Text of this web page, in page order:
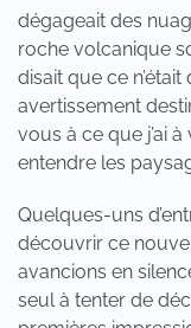
dégageait des
roche volcanique
disait que ce
avertissement
vous à ce que j’ai
entendre les
Quelques-uns
découvrir ce
avancions en
seul à tenter de